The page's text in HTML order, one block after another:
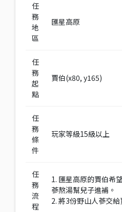
任
務
地
區
匯星高原
任
務
起
點
賈伯(x80, y165)
任
務
條
件
玩家等級15級以上
任
務
流
程
1. 匯星高原的賈伯希
蔘熬湯幫兒子進補。
2. 將3份野山人蔘交